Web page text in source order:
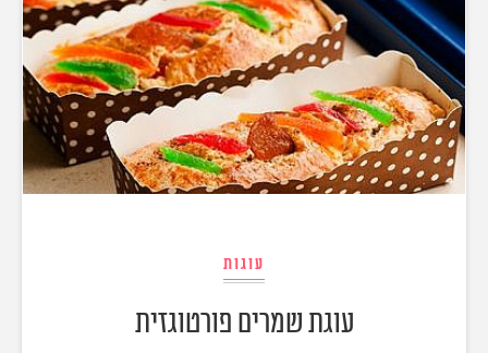
עוגות
עוגת שמרים פורטוגזית